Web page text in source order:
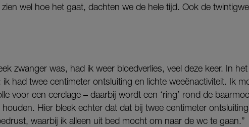
wel hoe het gaat, dachten we de hele tijd. Ook de
zwanger was, had ik weer bloedverlies, veel deze keer. In
had twee centimeter ontsluiting en lichte weeënactiviteit. Ik
voor een cerclage – daarbij wordt een ‘ring’ rond de
houden. Hier bleek echter dat dat bij twee centimeter
waarbij ik alleen uit bed mocht om naar de wc te gaan.”